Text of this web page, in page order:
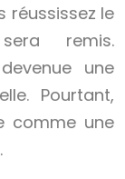
réussissez le
remis.
une
Pourtant,
comme une